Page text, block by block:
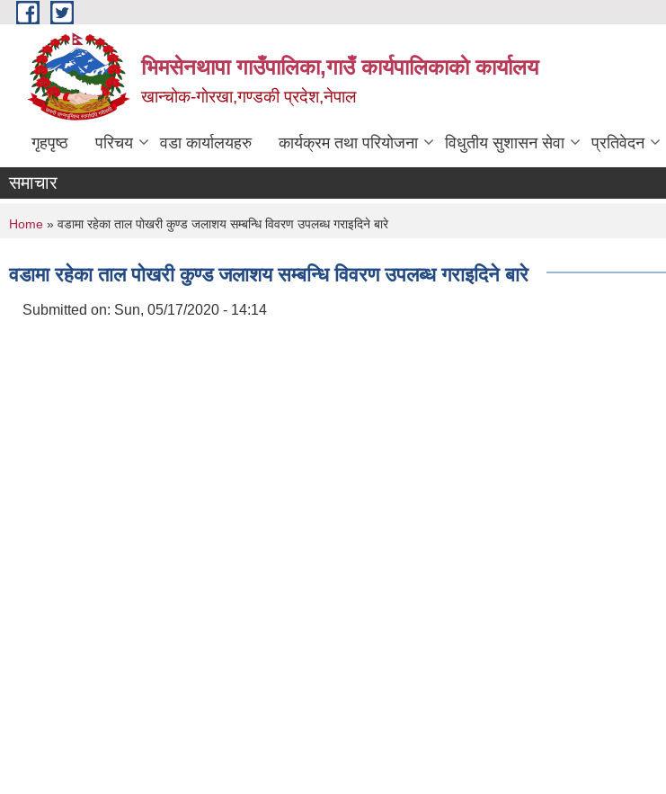
Skip to main content
भिमसेनथापा गाउँपालिका,गाउँ कार्यपालिकाकाे कार्यालय
खान्चोक-गाेरखा,गण्डकी प्रदेश,नेपाल
गृहपृष्ठ परिचय वडा कार्यालयहरु कार्यक्रम तथा परियोजना विधुतीय सुशासन सेवा प्रतिवेदन
समाचार
You are here
Home » वडामा रहेका ताल पोखरी कुण्ड जलाशय सम्बन्धि विवरण उपलब्ध गराइदिने बारे
वडामा रहेका ताल पोखरी कुण्ड जलाशय सम्बन्धि विवरण उपलब्ध गराइदिने बारे
Submitted on: Sun, 05/17/2020 - 14:14